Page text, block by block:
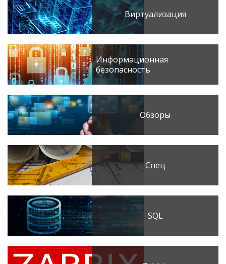
Виртуализация
Информационная
безопасность
Обзоры
Спец
SQL